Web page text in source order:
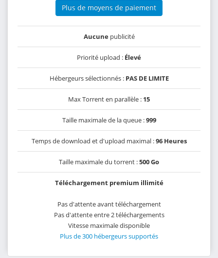
Plus de moyens de paiement
Aucunepublicité
Priorité upload : Élevé
Hébergeurs sélectionnés : PAS DE LIMITE
Max Torrent en parallèle : 15
Taille maximale de la queue :999
Temps de download et d'upload maximal :96 Heures
Taille maximale du torrent :500 Go
Téléchargement premium illimité
Pas d'attente avant téléchargement
Pas d'attente entre 2 téléchargements
Vitesse maximale disponible
Plus de 300 hébergeurs supportés